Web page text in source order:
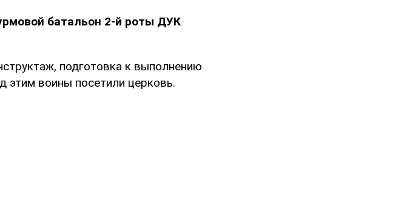
батальон 2-й роты ДУК
подготовка к выполнению
этим воины посетили церковь.